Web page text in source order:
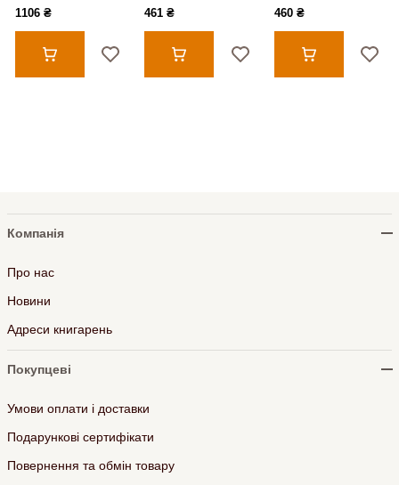
1106 ₴ 461 ₴ 460 ₴
Компанія
Про нас
Новини
Адреси книгарень
Покупцеві
Умови оплати і доставки
Подарункові сертифікати
Повернення та обмін товару